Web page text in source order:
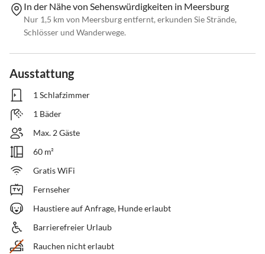
In der Nähe von Sehenswürdigkeiten in Meersburg
Nur 1,5 km von Meersburg entfernt, erkunden Sie Strände,
Schlösser und Wanderwege.
Ausstattung
1 Schlafzimmer
1 Bäder
Max. 2 Gäste
60 m²
Gratis WiFi
Fernseher
Haustiere auf Anfrage, Hunde erlaubt
Barrierefreier Urlaub
Rauchen nicht erlaubt